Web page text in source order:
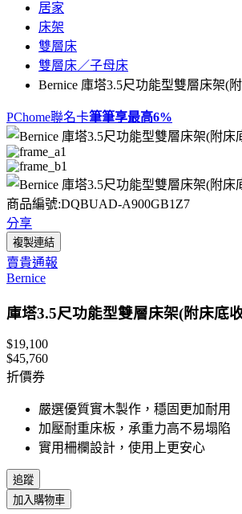
居家
床架
雙層床
雙層床／子母床
Bernice 庫塔3.5尺功能型雙層床架(
PChome聯名卡筆筆享最高6%
商品編號:DQBUAD-A900GB1Z7
分享
複製連結
賣貴通報
Bernice
庫塔3.5尺功能型雙層床架(附床底
$19,100
$45,760
折價券
嚴選優質實木製作，穩固更加耐用
加壓耐重床板，承重力高不易塌陷
實用柵欄設計，使用上更安心
追蹤
加入購物車